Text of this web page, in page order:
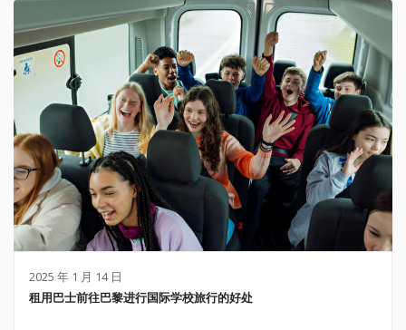
2025 年 1 月 14 日
租用巴士前往巴黎进行国际学校旅行的好处